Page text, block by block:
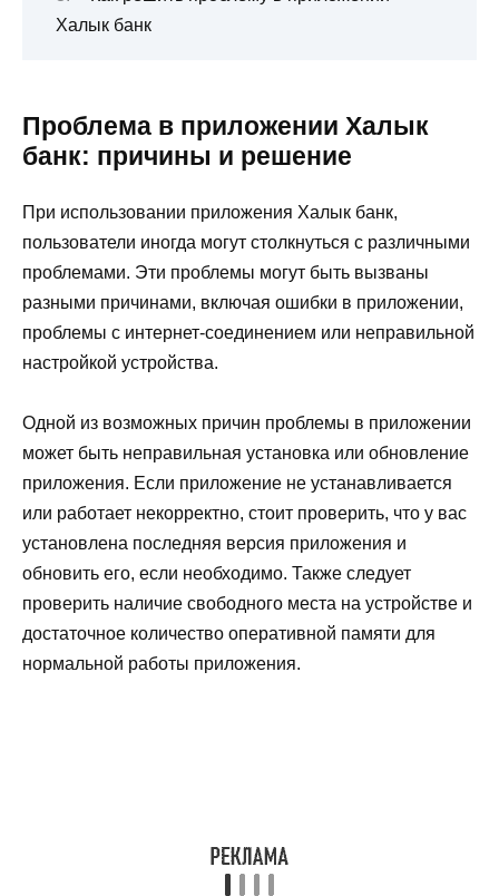
Халык банк
Проблема в приложении Халык
банк: причины и решение
При использовании приложения Халык банк,
пользователи иногда могут столкнуться с различными
проблемами. Эти проблемы могут быть вызваны
разными причинами, включая ошибки в приложении,
проблемы с интернет-соединением или неправильной
настройкой устройства.
Одной из возможных причин проблемы в приложении
может быть неправильная установка или обновление
приложения. Если приложение не устанавливается
или работает некорректно, стоит проверить, что у вас
установлена последняя версия приложения и
обновить его, если необходимо. Также следует
проверить наличие свободного места на устройстве и
достаточное количество оперативной памяти для
нормальной работы приложения.